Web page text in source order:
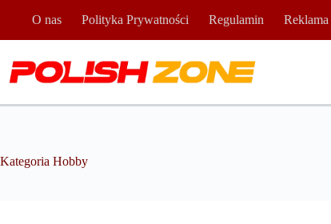
O nas Polityka Prywatności Regulamin Reklama
Kategoria Hobby